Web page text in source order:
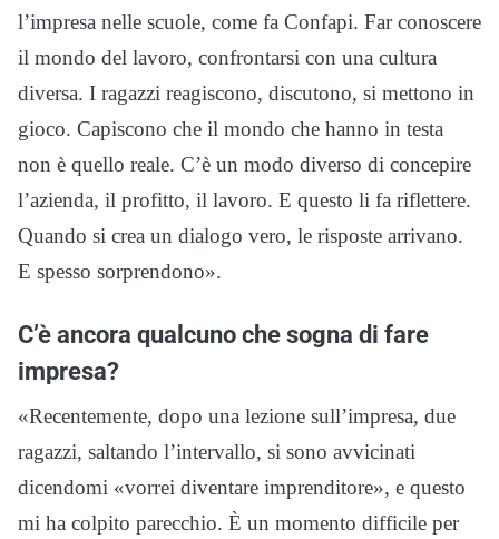
l’impresa nelle scuole, come fa Confapi. Far conoscere
il mondo del lavoro, confrontarsi con una cultura
diversa. I ragazzi reagiscono, discutono, si mettono in
gioco. Capiscono che il mondo che hanno in testa
non è quello reale. C’è un modo diverso di concepire
l’azienda, il profitto, il lavoro. E questo li fa riflettere.
Quando si crea un dialogo vero, le risposte arrivano.
E spesso sorprendono».
C’è ancora qualcuno che sogna di fare
impresa?
«Recentemente, dopo una lezione sull’impresa, due
ragazzi, saltando l’intervallo, si sono avvicinati
dicendomi «vorrei diventare imprenditore», e questo
mi ha colpito parecchio. È un momento difficile per